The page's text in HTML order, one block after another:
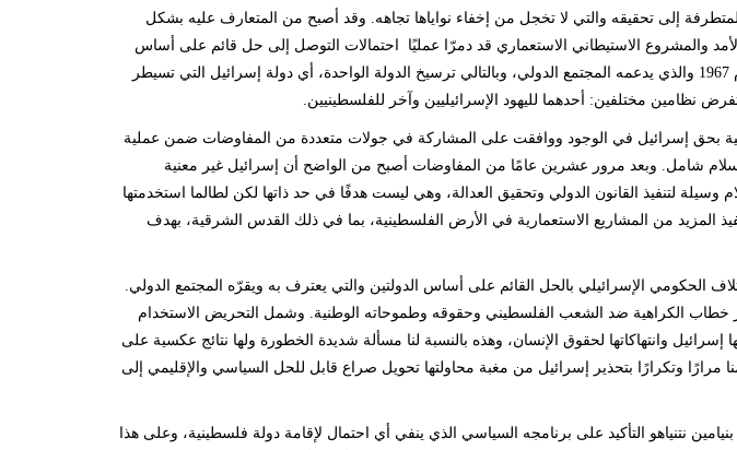
إلى تحقيقه والتي لا تخجل من إخفاء نواياها تجاهه. وقد أصبح من المتعارف عليه بشكل
والمشروع الاستيطاني الاستعماري قد دمرّا عمليًا احتمالات التوصل إلى حل قائم على أساس
الدولتين على حدود ما قبل الرابع من حزيران عام 1967 والذي يدعمه المجتمع الدولي، وبالتالي ترسيخ الدولة الواحدة، أي دولة إسرائيل التي تسيطر
مختلفين: أحدهما لليهود الإسرائيليين وآخر للفلسطينيين.
الفلسطينية بحق إسرائيل في الوجود ووافقت على المشاركة في جولات متعددة من المفاوضات ضمن عملية
شامل. وبعد مرور عشرين عامًا من المفاوضات أصبح من الواضح أن إسرائيل غير معنية
وسيلة لتنفيذ القانون الدولي وتحقيق العدالة، وهي ليست هدفًا في حد ذاتها لكن لطالما استخدمتها
المزيد من المشاريع الاستعمارية في الأرض الفلسطينية، بما في ذلك القدس الشرقية، بهدف
الحكومي الإسرائيلي بالحل القائم على أساس الدولتين والتي يعترف به ويقرّه المجتمع الدولي.
خطاب الكراهية ضد الشعب الفلسطيني وحقوقه وطموحاته الوطنية. وشمل التحريض الاستخدام
إسرائيل وانتهاكاتها لحقوق الإنسان، وهذه بالنسبة لنا مسألة شديدة الخطورة ولها نتائج عكسية على
مرارًا وتكرارًا بتحذير إسرائيل من مغبة محاولتها تحويل صراع قابل للحل السياسي والإقليمي إلى
نتنياهو التأكيد على برنامجه السياسي الذي ينفي أي احتمال لإقامة دولة فلسطينية، وعلى هذا